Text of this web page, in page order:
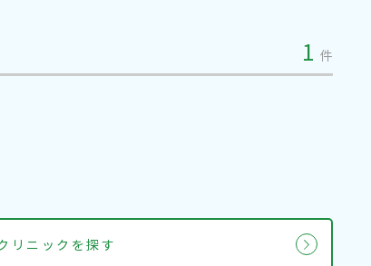
1 件
リニックを探す